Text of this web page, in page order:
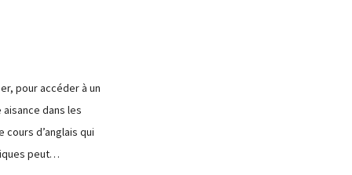
pour accéder à un
dans les
d’anglais qui
peut…